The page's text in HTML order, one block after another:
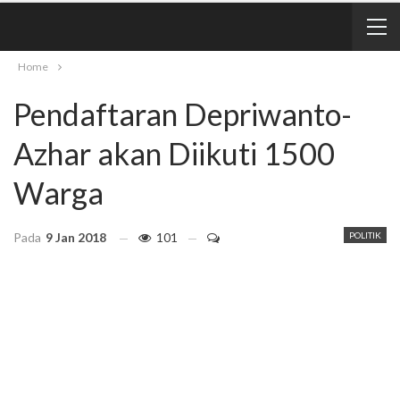
Home
Pendaftaran Depriwanto-
Azhar akan Diikuti 1500
Warga
POLITIK
Pada 9 Jan 2018 101